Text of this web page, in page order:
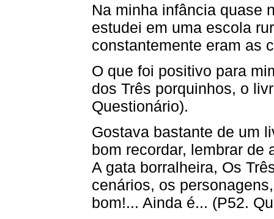
Na minha infância quase
estudei em uma escola
constantemente eram as
O que foi positivo para
dos Três porquinhos, o
Questionário).
Gostava bastante de um
bom recordar, lembrar de
A gata borralheira, Os
cenários, os
bom!... Ainda é... (P52.